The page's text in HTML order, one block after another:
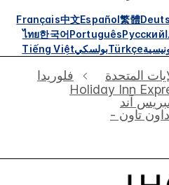
繁體
Español
中文
Français
Русский
Português
한국어
ไทย
TürkçeبولسكيTiếng Việt
المتحدة
فلوريدا
Holiday Inn
آند
تاون -